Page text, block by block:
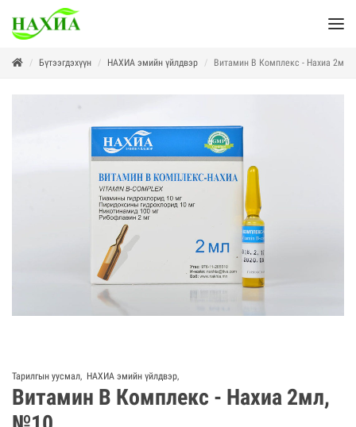
Бүтээгдэхүүн НАХИА эмийн үйлдвэр Витамин В Комплекс - Нахиа 2мл,
Тарилгын уусмал, НАХИА эмийн үйлдвэр,
Витамин В Комплекс - Нахиа 2мл,